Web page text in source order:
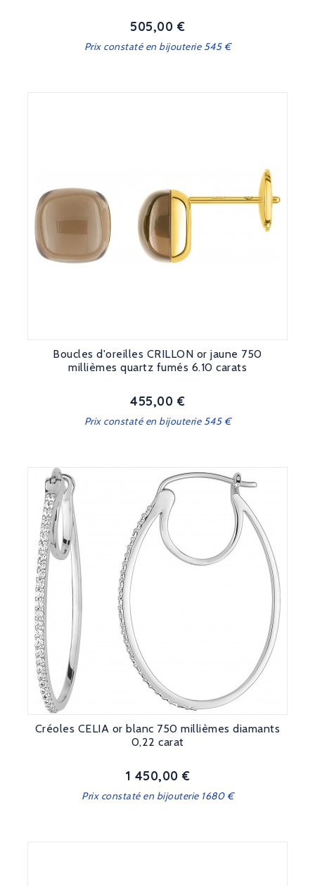
Prix
505,00 €
Prix constaté en bijouterie 545 €
Boucles d'oreilles CRILLON or jaune 750
millièmes quartz fumés 6.10 carats
Prix
455,00 €
Prix constaté en bijouterie 545 €
Créoles CELIA or blanc 750 millièmes diamants
0,22 carat
Prix
1 450,00 €
Prix constaté en bijouterie 1680 €